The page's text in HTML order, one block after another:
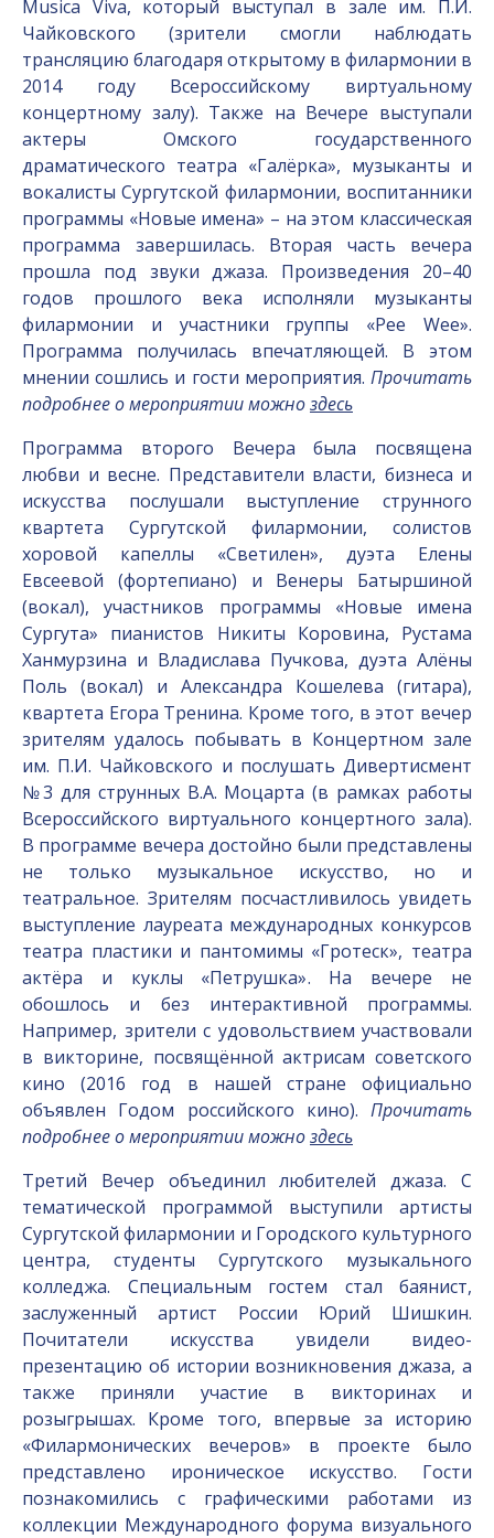
Musica Viva, который выступал в зале им. П.И.
Чайковского (зрители смогли наблюдать
трансляцию благодаря открытому в филармонии в
2014 году Всероссийскому виртуальному
концертному залу). Также на Вечере выступали
актеры Омского государственного
драматического театра «Галёрка», музыканты и
вокалисты Сургутской филармонии, воспитанники
программы «Новые имена» – на этом классическая
программа завершилась. Вторая часть вечера
прошла под звуки джаза. Произведения 20–40
годов прошлого века исполняли музыканты
филармонии и участники группы «Pee Wee».
Программа получилась впечатляющей. В этом
мнении сошлись и гости мероприятия. Прочитать
подробнее о мероприятии можноздесь
Программа второго Вечера была посвящена
любви и весне. Представители власти, бизнеса и
искусства послушали выступление струнного
квартета Сургутской филармонии, солистов
хоровой капеллы «Светилен», дуэта Елены
Евсеевой (фортепиано) и Венеры Батыршиной
(вокал), участников программы «Новые имена
Сургута» пианистов Никиты Коровина, Рустама
Ханмурзина и Владислава Пучкова, дуэта Алёны
Поль (вокал) и Александра Кошелева (гитара),
квартета Егора Тренина. Кроме того, в этот вечер
зрителям удалось побывать в Концертном зале
им. П.И. Чайковского и послушать Дивертисмент
№3 для струнных В.А. Моцарта (в рамках работы
Всероссийского виртуального концертного зала).
В программе вечера достойно были представлены
не только музыкальное искусство, но и
театральное. Зрителям посчастливилось увидеть
выступление лауреата международных конкурсов
театра пластики и пантомимы «Гротеск», театра
актёра и куклы «Петрушка». На вечере не
обошлось и без интерактивной программы.
Например, зрители с удовольствием участвовали
в викторине, посвящённой актрисам советского
кино (2016 год в нашей стране официально
объявлен Годом российского кино). Прочитать
подробнее о мероприятии можноздесь
Третий Вечер объединил любителей джаза. С
тематической программой выступили артисты
Сургутской филармонии и Городского культурного
центра, студенты Сургутского музыкального
колледжа. Специальным гостем стал баянист,
заслуженный артист России Юрий Шишкин.
Почитатели искусства увидели видео-
презентацию об истории возникновения джаза, а
также приняли участие в викторинах и
розыгрышах. Кроме того, впервые за историю
«Филармонических вечеров» в проекте было
представлено ироническое искусство. Гости
познакомились с графическими работами из
коллекции Международного форума визуального